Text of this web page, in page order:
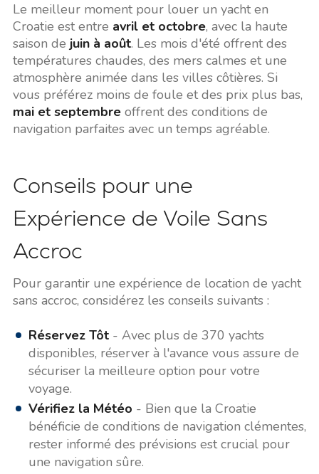
Le meilleur moment pour louer un yacht en
Croatie est entre avril et octobre, avec la haute
saison de juin à août. Les mois d'été offrent des
températures chaudes, des mers calmes et une
atmosphère animée dans les villes côtières. Si
vous préférez moins de foule et des prix plus bas,
mai et septembreoffrent des conditions de
navigation parfaites avec un temps agréable.
Conseils pour une
Expérience de Voile Sans
Accroc
Pour garantir une expérience de location de yacht
sans accroc, considérez les conseils suivants :
Réservez Tôt- Avec plus de 370 yachts
disponibles, réserver à l'avance vous assure de
sécuriser la meilleure option pour votre
voyage.
Vérifiez la Météo - Bien que la Croatie
bénéficie de conditions de navigation clémentes,
rester informé des prévisions est crucial pour
une navigation sûre.